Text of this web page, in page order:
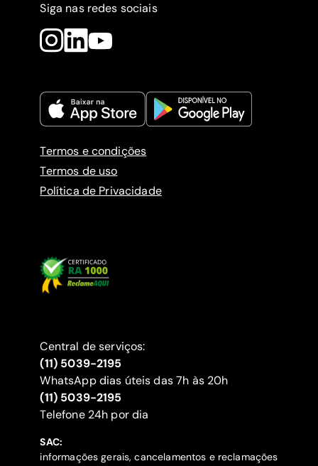
Siga nas redes sociais
Termos e condições
Termos de uso
Política de Privacidade
Central de serviços:
(11) 5039-2195
WhatsApp dias úteis das 7h às 20h
(11) 5039-2195
‍Telefone 24h por dia
SAC:
informações gerais, cancelamentos e reclamações